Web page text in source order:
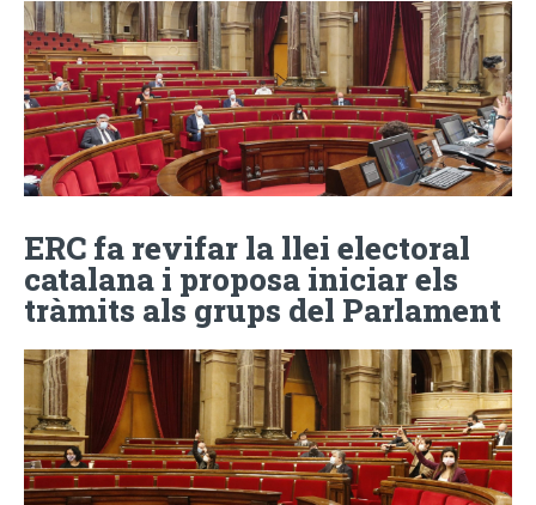
ERC fa revifar la llei electoral
catalana i proposa iniciar els
tràmits als grups del Parlament